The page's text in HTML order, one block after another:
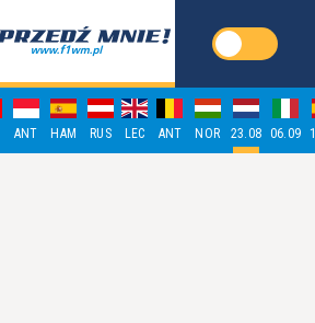
ANT HAM RUS LEC ANT NOR 23.08 06.09